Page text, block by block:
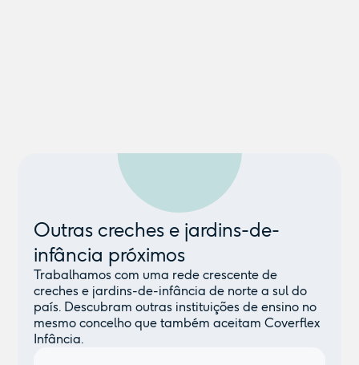
Outras creches e jardins-de-
infância próximos
Trabalhamos com uma rede crescente de
creches e jardins-de-infância de norte a sul do
país. Descubram outras instituições de ensino no
mesmo concelho que também aceitam Coverflex
Infância.